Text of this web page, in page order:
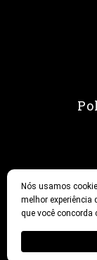
Nós usamos
melhor experiência
que você concorda